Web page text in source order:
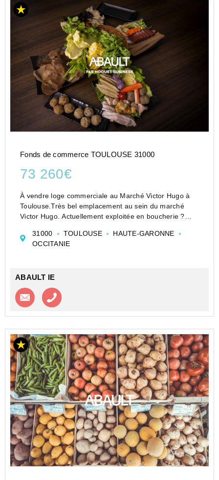
Fonds de commerce TOULOUSE 31000
73 260€
À vendre loge commerciale au Marché Victor Hugo à
Toulouse.Très bel emplacement au sein du marché
Victor Hugo. Actuellement exploitée en boucherie ?
selon projet et autorisations. Faible loyer p...
31000 TOULOUSE
HAUTE-GARONNE
OCCITANIE
ABAULT IE
Contacter l'agence